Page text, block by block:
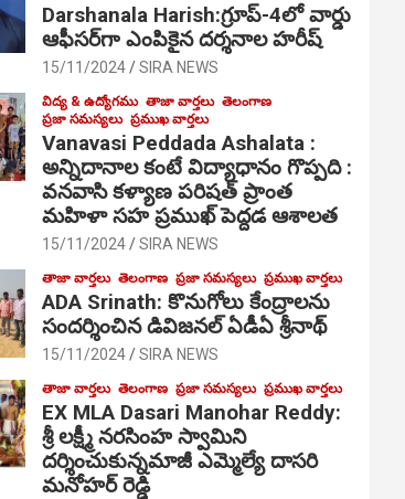
Darshanala Harish:గ్రూప్-4లో వార్డు
ఆఫీసర్‌గా ఎంపికైన దర్శనాల హరీష్
15/11/2024 SIRA NEWS
విద్య & ఉద్యోగము తాజా వార్తలు తెలంగాణ
ప్రజా సమస్యలు ప్రముఖ వార్తలు
Vanavasi Peddada Ashalata :
అన్నిదానాల కంటే విద్యాధానం గొప్పది :
వనవాసి కళ్యాణ పరిషత్ ప్రాంత
మహిళా సహ ప్రముఖ్ పెద్దడ ఆశాలత
15/11/2024 SIRA NEWS
తాజా వార్తలు తెలంగాణ ప్రజా సమస్యలు ప్రముఖ వార్తలు
ADA Srinath: కొనుగోలు కేంద్రాల‌ను
సంద‌ర్శించిన డివిజనల్ ఏడీఏ శ్రీనాథ్
15/11/2024 SIRA NEWS
తాజా వార్తలు తెలంగాణ ప్రజా సమస్యలు ప్రముఖ వార్తలు
EX MLA Dasari Manohar Reddy:
శ్రీ లక్ష్మీ నరసింహ స్వామిని
దర్శించుకున్నమాజీ ఎమ్మెల్యే దాసరి
మనోహర్ రెడ్డి